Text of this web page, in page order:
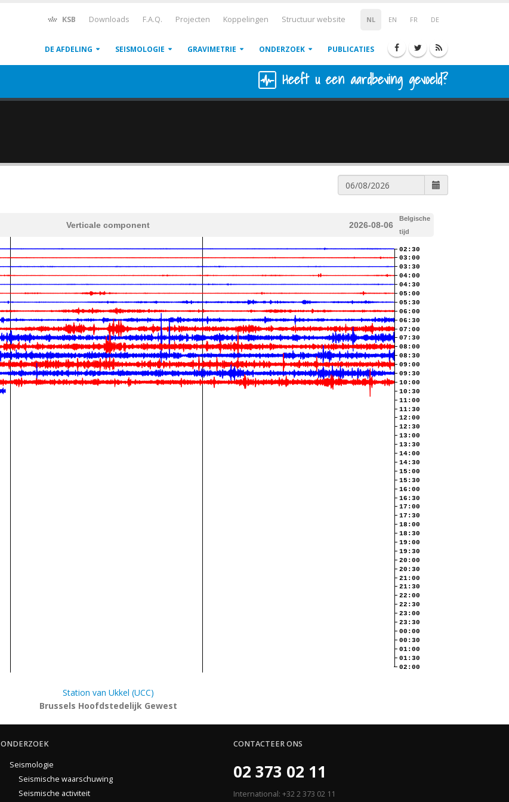
NL EN FR DE
KSB Downloads F.A.Q. Projecten Koppelingen Structuur website
DE AFDELING SEISMOLOGIE GRAVIMETRIE ONDERZOEK PUBLICATIES
Heeft u een aardbeving gevoeld?
Verticale component 2026-08-06
Belgische
tijd
02:30
03:00
03:30
04:00
04:30
05:00
05:30
06:00
06:30
07:00
07:30
08:00
08:30
09:00
09:30
10:00
10:30
11:00
11:30
12:00
12:30
13:00
13:30
14:00
14:30
15:00
15:30
16:00
16:30
17:00
17:30
18:00
18:30
19:00
19:30
20:00
20:30
21:00
21:30
22:00
22:30
23:00
23:30
00:00
00:30
01:00
01:30
02:00
Station van Ukkel (UCC)
Brussels Hoofdstedelijk Gewest
ONDERZOEK
Seismologie
Seismische waarschuwing
Seismische activiteit
CONTACTEER ONS
02 373 02 11
International: +32 2 373 02 11